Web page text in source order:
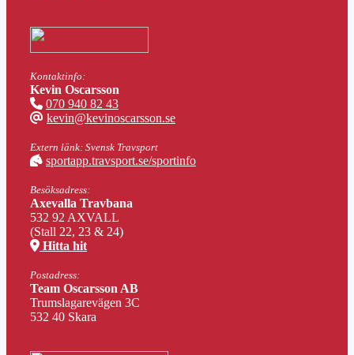
Kontaktinfo:
Kevin Oscarsson
070 940 82 43
kevin@kevinoscarsson.se
Extern länk: Svensk Travsport
sportapp.travsport.se/sportinfo
Besöksadress:
Axevalla Travbana
532 92 AXVALL
(Stall 22, 23 & 24)
Hitta hit
Postadress:
Team Oscarsson AB
Trumslagarevägen 3C
532 40 Skara